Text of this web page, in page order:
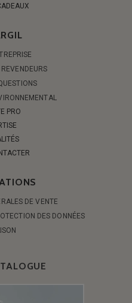
PRO
DE VENTE
DES DONNÉES